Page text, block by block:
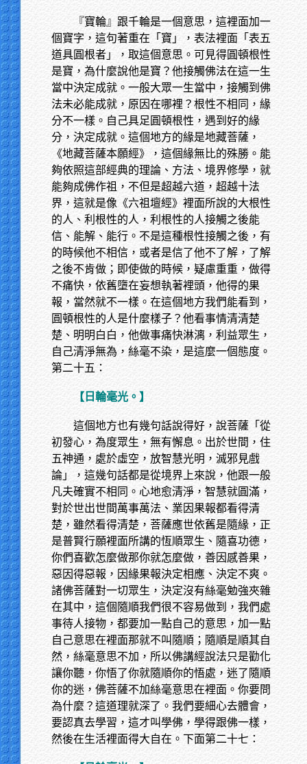
『寶輪』跟千輪是一個意思，這裡面加一
個寶字，這句著重在「寶」，表法裡面「表五
道具圓根者」，取這個意思。可見得圓頓根性
是寶，為什麼說他是寶？他接觸佛法在這一生
當中決定成就。一般大眾一生當中，接觸到佛
法未必能成就，原因在哪裡？根性不相同，緣
分不一樣。自己具足圓頓根性，遇到好的緣
分，決定成就。這個地方的緣是地藏菩薩，
《地藏菩薩本願經》，這個緣無比的殊勝。能
夠依照這部經典的理論、方法、境界修學，就
能夠成佛作祖，不但是超越六道，超越十法
界，這就是像《六祖壇經》裡面所說的大根性
的人、利根性的人，利根性的人接觸之後能
信、能解、能行。不是這種根性接觸之後，有
的時候他不相信，或者是信了他不了解，了解
之後不肯做；即使做的時候，疑慮重重，做得
不痛快，依舊墮在妄想執著裡頭，他得的果
報，當然就不一樣。在這個地方我們能看到，
圓頓根性的人是什麼樣子？他看事情清清楚
楚、明明白白，他做事痛快淋漓，利益眾生，
自己清淨無為，絲毫不染，是這麼一個態度。
第二十五：
【日輪毫光。】
這個地方也有幾句話說得好，說菩薩「從
初發心，為度眾生，無有懈息。出於世間，住
五神通，處於虛空，放智慧光明，滅邪見戲
論」，這幾句話都是從境界上來說，他跟一般
凡夫確實不相同。心地愈清淨，智慧就圓滿，
對於世出世間萬事萬法、業因果報都看得清
楚，雖然看得清楚，菩薩應世依舊是隨緣，正
是普賢行願裡面所講的恆順眾生、隨喜功德，
你們喜歡怎麼做那你就怎麼做，善因感善果，
惡因得惡報，因緣果報決定相應、決定不爽。
諸佛菩薩對一切眾生，決定沒有絲毫勉強夾雜
在其中，這個隨順我們很不容易做到，我們處
事待人接物，都要加一點自己的意思，加一點
自己意思在裡面那就不叫隨順；隨順是順其自
然，絲毫意思不加，所以佛講經說法只是勸化
讓你聽，你悟了你就隨順你的悟處，迷了隨順
你的迷，佛菩薩不加絲毫意思在裡面。你要問
為什麼？這道理就深了。我們要細心去體會，
要認真去學習，這才叫學佛，學得跟佛一樣，
然後在生活裡面得大自在。下面第二十七：